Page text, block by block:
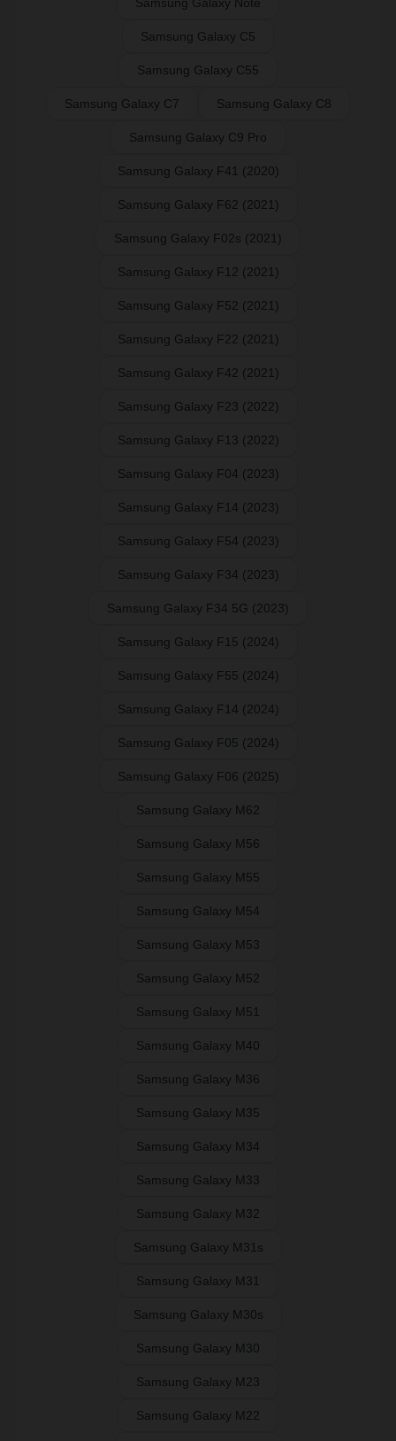
Samsung Galaxy C5
Samsung Galaxy C55
Samsung Galaxy C7 Samsung Galaxy C8
Samsung Galaxy C9 Pro
Samsung Galaxy F41 (2020)
Samsung Galaxy F62 (2021)
Samsung Galaxy F02s (2021)
Samsung Galaxy F12 (2021)
Samsung Galaxy F52 (2021)
Samsung Galaxy F22 (2021)
Samsung Galaxy F42 (2021)
Samsung Galaxy F23 (2022)
Samsung Galaxy F13 (2022)
Samsung Galaxy F04 (2023)
Samsung Galaxy F14 (2023)
Samsung Galaxy F54 (2023)
Samsung Galaxy F34 (2023)
Samsung Galaxy F34 5G (2023)
Samsung Galaxy F15 (2024)
Samsung Galaxy F55 (2024)
Samsung Galaxy F14 (2024)
Samsung Galaxy F05 (2024)
Samsung Galaxy F06 (2025)
Samsung Galaxy M62
Samsung Galaxy M56
Samsung Galaxy M55
Samsung Galaxy M54
Samsung Galaxy M53
Samsung Galaxy M52
Samsung Galaxy M51
Samsung Galaxy M40
Samsung Galaxy M36
Samsung Galaxy M35
Samsung Galaxy M34
Samsung Galaxy M33
Samsung Galaxy M32
Samsung Galaxy M31s
Samsung Galaxy M31
Samsung Galaxy M30s
Samsung Galaxy M30
Samsung Galaxy M23
Samsung Galaxy M22